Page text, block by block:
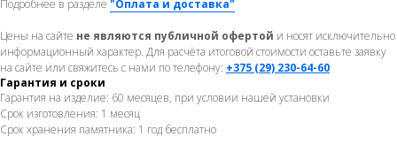
Подробнее в разделе "Оплата и доставка"
Цены на сайте не являются публичной офертой и носят исключительно
информационный характер. Для расчёта итоговой стоимости оставьте заявку
на сайте или свяжитесь с нами по телефону: +375 (29) 230-64-60
Гарантия и сроки
Гарантия на изделие: 60 месяцев, при условии нашей установки
Срок изготовления: 1 месяц
Срок хранения памятника: 1 год бесплатно